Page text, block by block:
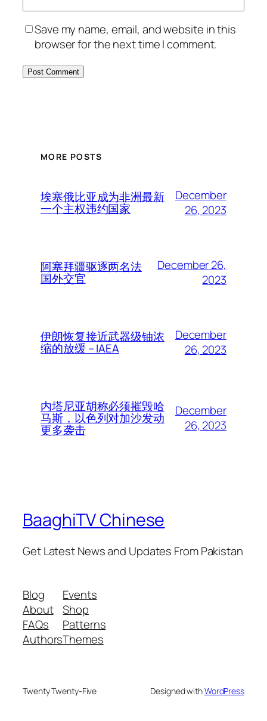
Save my name, email, and website in this
browser for the next time I comment.
MORE POSTS
埃塞俄比亚成为非洲最新
一个主权违约国家
December
26, 2023
阿塞拜疆驱逐两名法
国外交官
December 26,
2023
伊朗恢复接近武器级铀浓
缩的放缓 – IAEA
December
26, 2023
内塔尼亚胡称必须摧毁哈
马斯，以色列对加沙发动
更多袭击
December
26, 2023
BaaghiTV Chinese
Get Latest News and Updates From Pakistan
Blog
About
FAQs
Authors
Events
Shop
Patterns
Themes
Twenty Twenty-Five Designed withWordPress